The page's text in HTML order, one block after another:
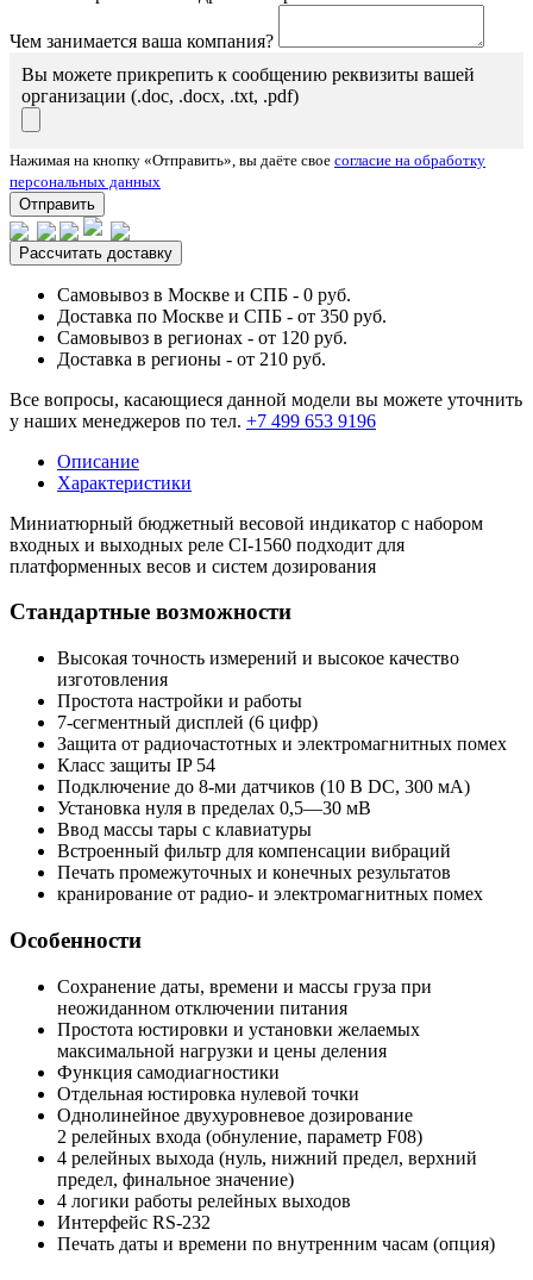
Чем занимается ваша компания?
Вы можете прикрепить к сообщению реквизиты вашей
организации (.doc, .docx, .txt, .pdf)
Нажимая на кнопку «Отправить», вы даёте свое согласие на обработку
персональных данных
Отправить
Рассчитать доставку
Самовывоз в Москве и СПБ - 0 руб.
Доставка по Москве и СПБ - от 350 руб.
Самовывоз в регионах - от 120 руб.
Доставка в регионы - от 210 руб.
Все вопросы, касающиеся данной модели вы можете уточнить
у наших менеджеров по тел. +7 499 653 9196
Описание
Характеристики
Миниатюрный бюджетный весовой индикатор с набором
входных и выходных реле CI-1560 подходит для
платформенных весов и систем дозирования
Стандартные возможности
Высокая точность измерений и высокое качество
изготовления
Простота настройки и работы
7-сегментный дисплей (6 цифр)
Защита от радиочастотных и электромагнитных помех
Класс защиты IP 54
Подключение до 8-ми датчиков (10 В DC, 300 мА)
Установка нуля в пределах 0,5—30 мВ
Ввод массы тары с клавиатуры
Встроенный фильтр для компенсации вибраций
Печать промежуточных и конечных результатов
кранирование от радио- и электромагнитных помех
Особенности
Сохранение даты, времени и массы груза при
неожиданном отключении питания
Простота юстировки и установки желаемых
максимальной нагрузки и цены деления
Функция самодиагностики
Отдельная юстировка нулевой точки
Однолинейное двухуровневое дозирование
2 релейных входа (обнуление, параметр F08)
4 релейных выхода (нуль, нижний предел, верхний
предел, финальное значение)
4 логики работы релейных выходов
Интерфейс RS-232
Печать даты и времени по внутренним часам (опция)